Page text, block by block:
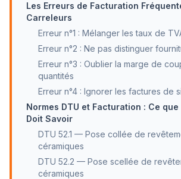
Les Erreurs de Facturation
Carreleurs
Erreur n°1 : Mélanger les taux de
Erreur n°2 : Ne pas distinguer
Erreur n°3 : Oublier la marge de
quantités
Erreur n°4 : Ignorer les factures de
Normes DTU et Facturation : Ce
Doit Savoir
DTU 52.1 — Pose collée de
céramiques
DTU 52.2 — Pose scellée de
céramiques